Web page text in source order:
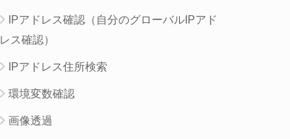
IPアドレス確認（自分のグローバルIPアド
レス確認）
IPアドレス住所検索
環境変数確認
画像透過